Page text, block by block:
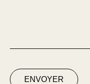
ENVOYER